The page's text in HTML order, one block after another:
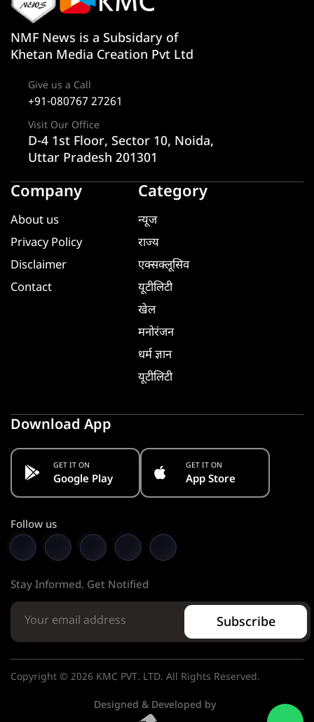
NMF News is a Subsidary of
Khetan Media Creation Pvt Ltd
Give us a Call
+91-080767 27261
Visit Our Office
D-4 1st Floor, Sector 10, Noida,
Uttar Pradesh 201301
Company
About us
Privacy Policy
Disclaimer
Contact
Category
न्यूज
राज्य
एक्सक्लूसिव
यूटीलिटी
खेल
मनोरंजन
धर्म ज्ञान
यूटीलिटी
Download App
GET IT ON
Google Play
GET IT ON
App Store
Follow us
Stay Informed. Get Notified
Subscribe
Copyright © 2026 KMC PVT. LTD. All Rights Reserved.
Designed & Developed by